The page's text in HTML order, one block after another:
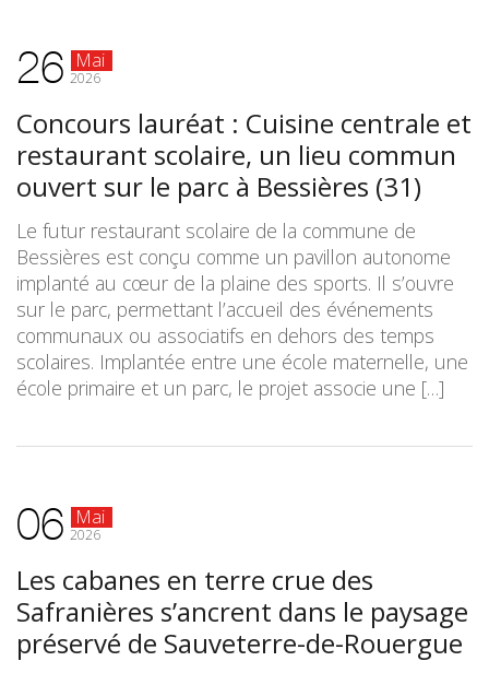
26 Mai
2026
Concours lauréat : Cuisine centrale et
restaurant scolaire, un lieu commun
ouvert sur le parc à Bessières (31)
Le futur restaurant scolaire de la commune de
Bessières est conçu comme un pavillon autonome
implanté au cœur de la plaine des sports. Il s’ouvre
sur le parc, permettant l’accueil des événements
communaux ou associatifs en dehors des temps
scolaires. Implantée entre une école maternelle, une
école primaire et un parc, le projet associe une […]
06 Mai
2026
Les cabanes en terre crue des
Safranières s’ancrent dans le paysage
préservé de Sauveterre-de-Rouergue